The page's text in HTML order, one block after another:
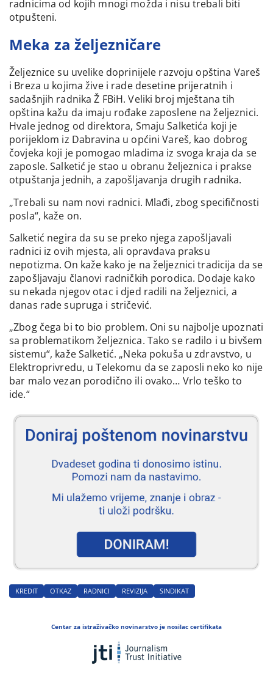
radnicima od kojih mnogi možda i nisu trebali biti
otpušteni.
Meka za željezničare
Željeznice su uvelike doprinijele razvoju opština Vareš
i Breza u kojima žive i rade desetine prijeratnih i
sadašnjih radnika Ž FBiH. Veliki broj mještana tih
opština kažu da imaju rođake zaposlene na željeznici.
Hvale jednog od direktora, Smaju Salketića koji je
porijeklom iz Dabravina u općini Vareš, kao dobrog
čovjeka koji je pomogao mladima iz svoga kraja da se
zaposle. Salketić je stao u obranu željeznica i prakse
otpuštanja jednih, a zapošljavanja drugih radnika.
„Trebali su nam novi radnici. Mlađi, zbog specifičnosti
posla“, kaže on.
Salketić negira da su se preko njega zapošljavali
radnici iz ovih mjesta, ali opravdava praksu
nepotizma. On kaže kako je na željeznici tradicija da se
zapošljavaju članovi radničkih porodica. Dodaje kako
su nekada njegov otac i djed radili na željeznici, a
danas rade supruga i stričević.
„Zbog čega bi to bio problem. Oni su najbolje upoznati
sa problematikom željeznica. Tako se radilo i u bivšem
sistemu“, kaže Salketić. „Neka pokuša u zdravstvo, u
Elektroprivredu, u Telekomu da se zaposli neko ko nije
bar malo vezan porodično ili ovako… Vrlo teško to
ide.“
KREDIT OTKAZ RADNICI REVIZIJA SINDIKAT
Centar za istraživačko novinarstvo je nosilac certifikata